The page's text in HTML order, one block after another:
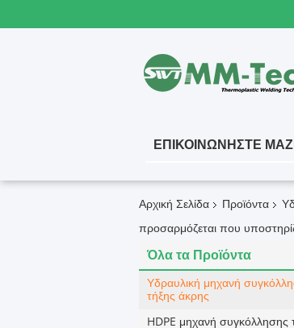
ΕΠΙΚΟΙΝΩΝΉΣΤΕ
Αρχική Σελίδα Προϊόντα
προσαρμόζεται που
Όλα τα Προϊόντα
Υδραυλική μηχανή
τήξης άκρης
HDPE μηχανή συγκόλλησης